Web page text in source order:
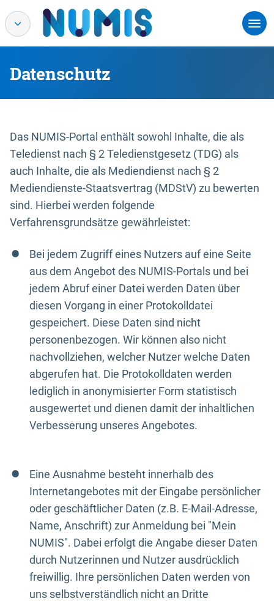
Datenschutz
Das NUMIS-Portal enthält sowohl Inhalte, die als
Teledienst nach § 2 Teledienstgesetz (TDG) als
auch Inhalte, die als Mediendienst nach § 2
Mediendienste-Staatsvertrag (MDStV) zu bewerten
sind. Hierbei werden folgende
Verfahrensgrundsätze gewährleistet:
Bei jedem Zugriff eines Nutzers auf eine Seite
aus dem Angebot des NUMIS-Portals und bei
jedem Abruf einer Datei werden Daten über
diesen Vorgang in einer Protokolldatei
gespeichert. Diese Daten sind nicht
personenbezogen. Wir können also nicht
nachvollziehen, welcher Nutzer welche Daten
abgerufen hat. Die Protokolldaten werden
lediglich in anonymisierter Form statistisch
ausgewertet und dienen damit der inhaltlichen
Verbesserung unseres Angebotes.
Eine Ausnahme besteht innerhalb des
Internetangebotes mit der Eingabe persönlicher
oder geschäftlicher Daten (z.B. E-Mail-Adresse,
Name, Anschrift) zur Anmeldung bei "Mein
NUMIS". Dabei erfolgt die Angabe dieser Daten
durch Nutzerinnen und Nutzer ausdrücklich
freiwillig. Ihre persönlichen Daten werden von
uns selbstverständlich nicht an Dritte